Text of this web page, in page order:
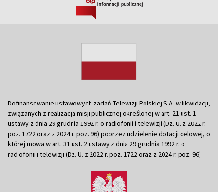
Dofinansowanie ustawowych zadań Telewizji Polskiej S.A. w likwidacji,
związanych z realizacją misji publicznej określonej w art. 21 ust. 1
ustawy z dnia 29 grudnia 1992 r. o radiofonii i telewizji (Dz. U. z 2022 r.
poz. 1722 oraz z 2024 r. poz. 96) poprzez udzielenie dotacji celowej, o
której mowa w art. 31 ust. 2 ustawy z dnia 29 grudnia 1992 r. o
radiofonii i telewizji (Dz. U. z 2022 r. poz. 1722 oraz z 2024 r. poz. 96)